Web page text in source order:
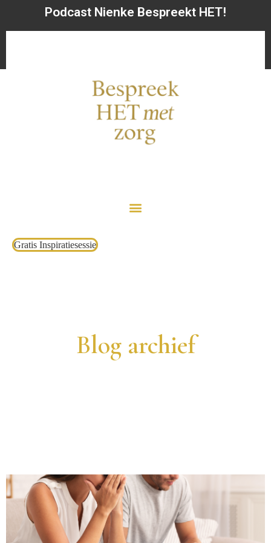
Podcast Nienke Bespreekt HET!
Gratis Inspiratiesessie
Blog archief